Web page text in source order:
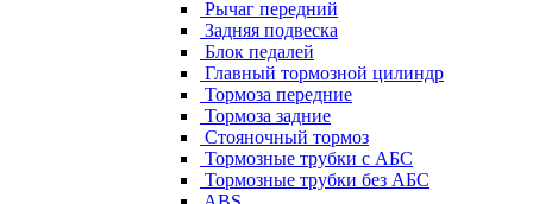
Рычаг передний
Задняя подвеска
Блок педалей
Главный тормозной цилиндр
Тормоза передние
Тормоза задние
Стояночный тормоз
Тормозные трубки с АБС
Тормозные трубки без АБС